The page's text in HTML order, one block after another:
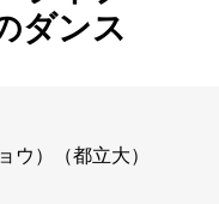
ダンス
ウ）（都立大）